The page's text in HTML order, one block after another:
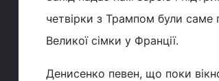
четвірки з Трампом були саме
Великої сімки у Франції.
Денисенко певен, що поки